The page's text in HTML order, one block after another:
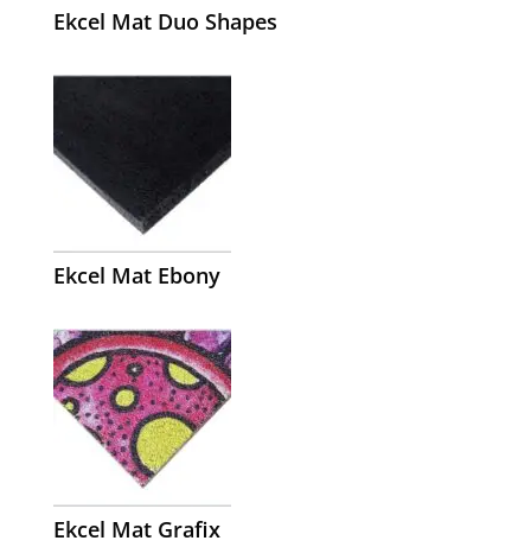
Ekcel Mat Duo Shapes
Ekcel Mat Ebony
Ekcel Mat Grafix